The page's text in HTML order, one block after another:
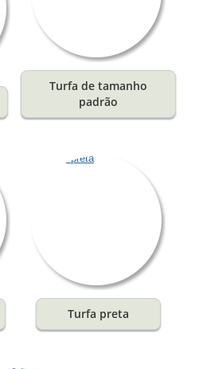
Turfa de tamanho
padrão
Turfa preta